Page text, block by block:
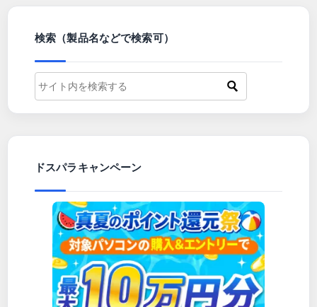
検索（製品名などで検索可）
ドスパラキャンペーン